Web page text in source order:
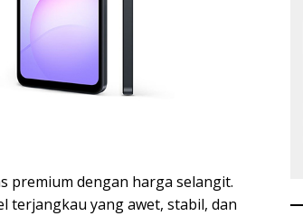
premium dengan harga selangit.
terjangkau yang awet, stabil, dan